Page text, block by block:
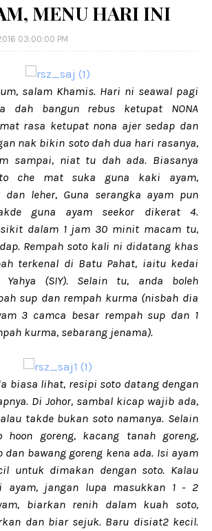
MENU HARI INI
03:00:00 PM
salam Khamis. Hari ni seawal pagi
dah bangun rebus ketupat NONA
rasa ketupat nona ajer sedap dan
nak bikin soto dah dua hari rasanya,
sampai, niat tu dah ada. Biasanya
che mat suka guna kaki ayam,
dan leher, Guna serangka ayam pun
guna ayam seekor dikerat 4.
sikit dalam 1 jam 30 minit macam tu,
Rempah soto kali ni didatang khas
terkenal di Batu Pahat, iaitu kedai
(SIY). Selain tu, anda boleh
sup dan rempah kurma (nisbah dia
3 camca besar rempah sup dan 1
kurma, sebarang jenama).
biasa lihat, resipi soto datang dengan
Di Johor, sambal kicap wajib ada,
takde bukan soto namanya. Selain
hoon goreng, kacang tanah goreng,
dan bawang goreng kena ada. Isi ayam
untuk dimakan dengan soto. Kalau
ayam, jangan lupa masukkan 1 - 2
biarkan renih dalam kuah soto,
dan biar sejuk. Baru disiat2 kecil.